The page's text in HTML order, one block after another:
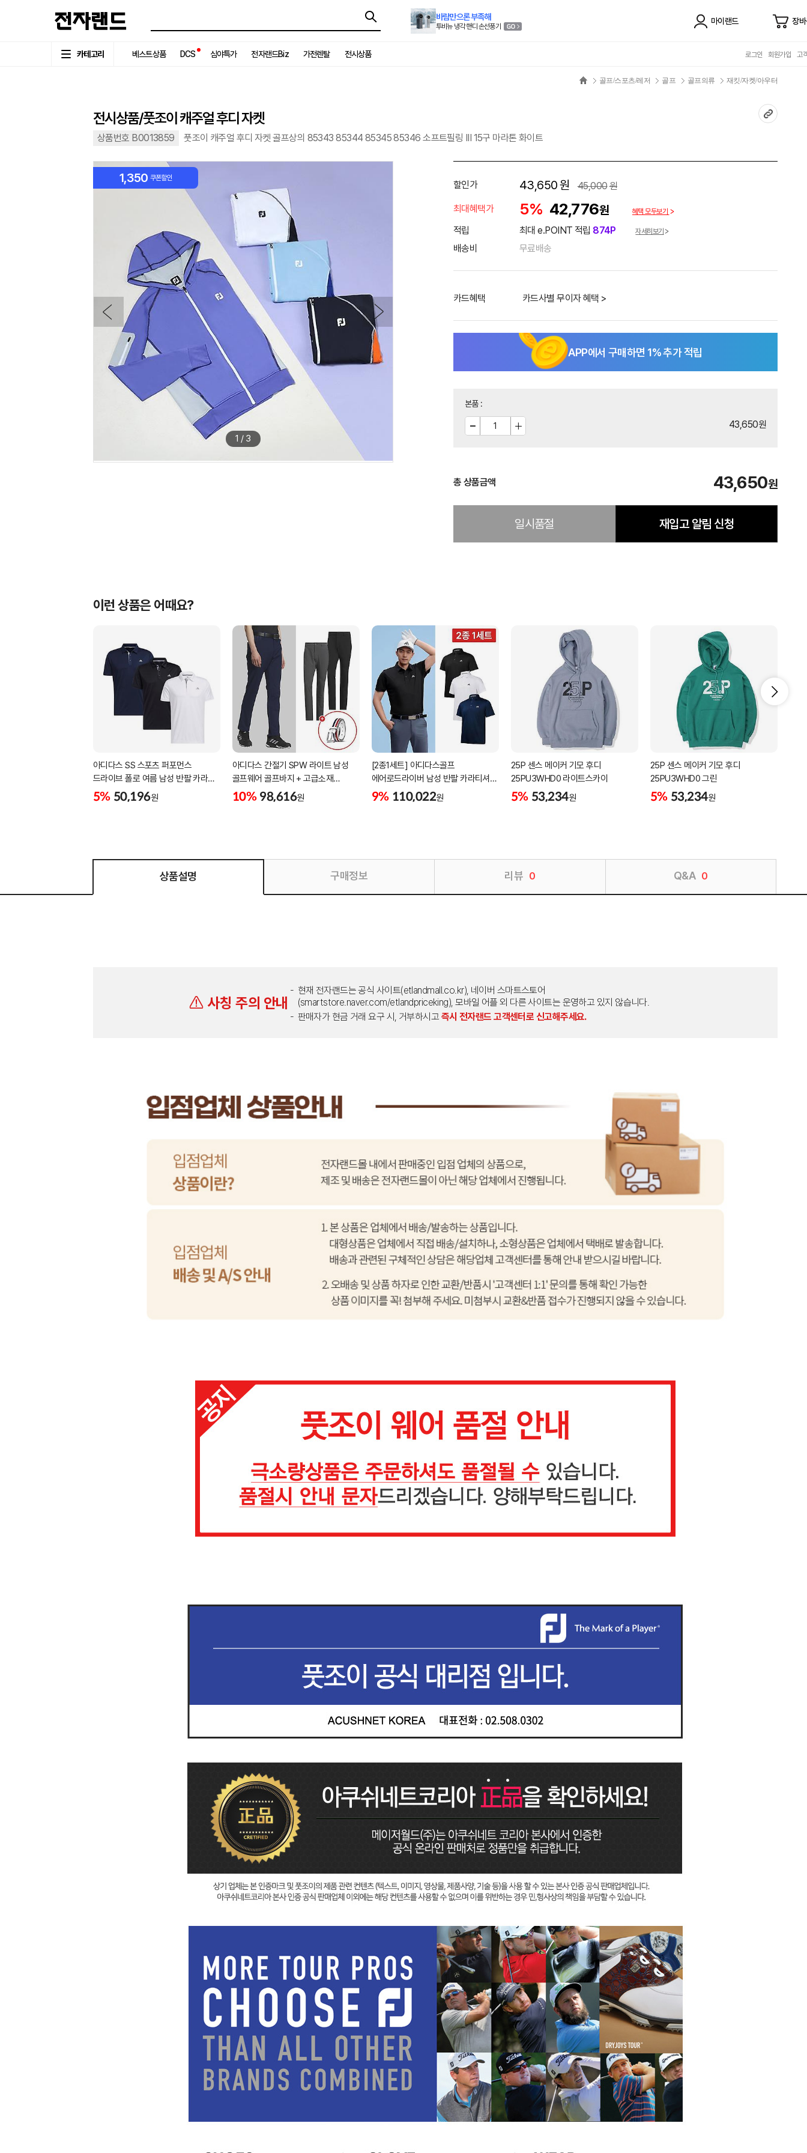
바람만으론 부족해
투비뉴 냉각 핸디 손선풍기
마이랜드 장
카테고리 베스트상품 DCS 심야특가 전자랜드Biz 가전렌탈 전시상품 로그인 회원가입 고
골프/스포츠/레저 골프 골프의류 재킷/자켓/아우터
전시상품/풋조이 캐주얼 후디 자켓
상품번호 B0013859 풋조이 캐주얼 후디 자켓 골프상의 85343 85344 85345 85346 소프트필링 III 15구 마라톤 화이트
1,350 쿠폰할인
1 / 3
할인가 43,650원 45,000원
최대혜택가
5% 42,776원 혜택 모두보기
적립 최대 e.POINT 적립 874P 자세히보기
배송비 무료배송
카드혜택 카드사별 무이자 혜택 >
APP에서 구매하면 1% 추가 적립
본품:
43,650원
총 상품금액 43,650원
일시품절 재입고 알림 신청
이런 상품은 어때요?
아디다스 SS 스포츠 퍼포먼스
드라이브 폴로 여름 남성 반팔 카라
티셔츠 IA5447 IA5448 IA5446
5% 50,196원
아디다스 간절기 SPW 라이트 남성
골프웨어 골프바지 + 고급소재
삼선패턴 골프벨트 세트
10% 98,616원
[2종1세트] 아디다스골프
에어로드라이버 남성 반팔 카라티셔츠
남자 골프웨어 JE8325 JG1312
9% 110,022원
25P 센스 메이커 기모 후디
25PU3WHD0 라이트스카이
5% 53,234원
25P 센스 메이커 기모 후디
25PU3WHD0 그린
5% 53,234원
상품설명 구매정보 리뷰 0 Q&A 0
사칭 주의 안내
현재 전자랜드는 공식 사이트(etlandmall.co.kr), 네이버 스마트스토어
(smartstore.naver.com/etlandpriceking), 모바일 어플 외 다른 사이트는 운영하고 있지 않습니다.
판매자가 현금 거래 요구 시, 거부하시고 즉시 전자랜드 고객센터로 신고해주세요.